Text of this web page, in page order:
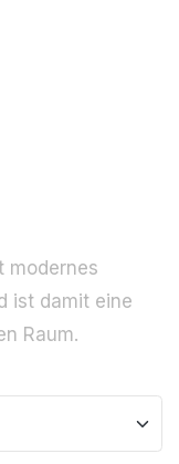
modernes
ist damit eine
Raum.